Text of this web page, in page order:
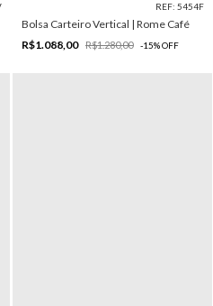
REF: 5454F
Bolsa Carteiro Vertical | Rome Café
R$1.088,00
R$1.280,00 -15%OFF